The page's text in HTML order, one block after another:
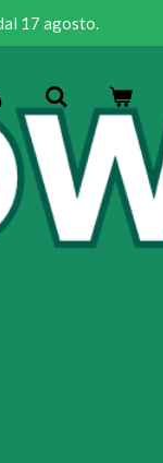
17 agosto.